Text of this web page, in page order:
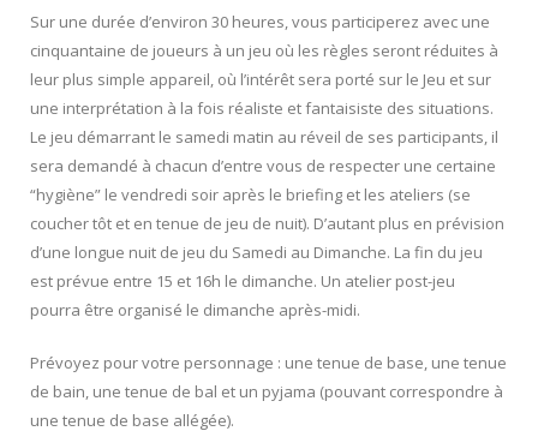
Sur une durée d’environ 30 heures, vous participerez avec une
cinquantaine de joueurs à un jeu où les règles seront réduites à
leur plus simple appareil, où l’intérêt sera porté sur le Jeu et sur
une interprétation à la fois réaliste et fantaisiste des situations.
Le jeu démarrant le samedi matin au réveil de ses participants, il
sera demandé à chacun d’entre vous de respecter une certaine
“hygiène” le vendredi soir après le briefing et les ateliers (se
coucher tôt et en tenue de jeu de nuit). D’autant plus en prévision
d’une longue nuit de jeu du Samedi au Dimanche. La fin du jeu
est prévue entre 15 et 16h le dimanche. Un atelier post-jeu
pourra être organisé le dimanche après-midi.
Prévoyez pour votre personnage : une tenue de base, une tenue
de bain, une tenue de bal et un pyjama (pouvant correspondre à
une tenue de base allégée).